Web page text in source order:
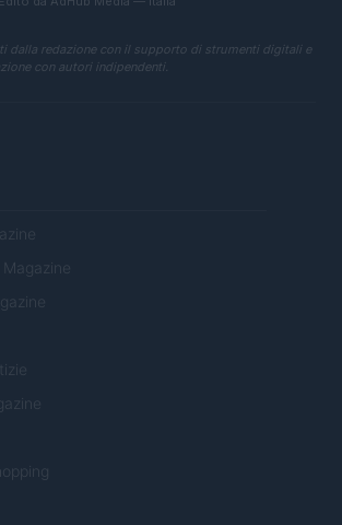
dalla redazione con il supporto di strumenti digitali e
con autori indipendenti.